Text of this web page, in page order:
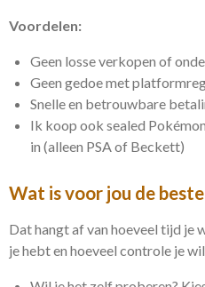
Voordelen:
Geen losse verkopen of
Geen gedoe met
Snelle en betrouwbare
Ik koop ook sealed
in (alleen PSA of Beckett)
Wat is voor jou de beste
Dat hangt af van hoeveel tijd je
je hebt en hoeveel controle je